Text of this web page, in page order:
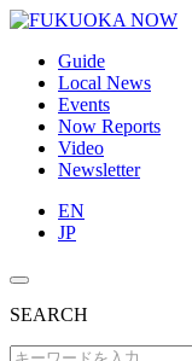
Guide
Local News
Events
Now Reports
Video
Newsletter
EN
JP
SEARCH